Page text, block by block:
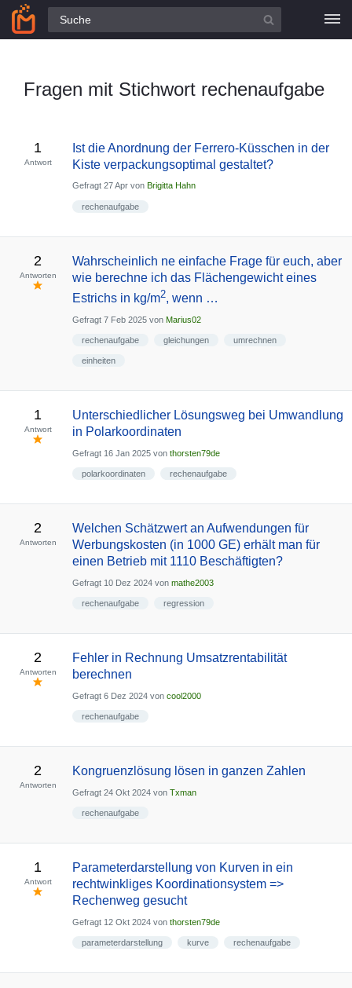
Alle Fragen
Fragen mit Stichwort rechenaufgabe
1
Antwort
Ist die Anordnung der Ferrero-Küsschen in der
Kiste verpackungsoptimal gestaltet?
Gefragt 27 Apr von Brigitta Hahn
rechenaufgabe
2
Antworten
Wahrscheinlich ne einfache Frage für euch, aber
wie berechne ich das Flächengewicht eines
Estrichs in kg/m2, wenn …
Gefragt 7 Feb 2025 von Marius02
rechenaufgabe gleichungen umrechnen
einheiten
1
Antwort
Unterschiedlicher Lösungsweg bei Umwandlung
in Polarkoordinaten
Gefragt 16 Jan 2025 von thorsten79de
polarkoordinaten rechenaufgabe
2
Antworten
Welchen Schätzwert an Aufwendungen für
Werbungskosten (in 1000 GE) erhält man für
einen Betrieb mit 1110 Beschäftigten?
Gefragt 10 Dez 2024 von mathe2003
rechenaufgabe regression
2
Antworten
Fehler in Rechnung Umsatzrentabilität
berechnen
Gefragt 6 Dez 2024 von cool2000
rechenaufgabe
2
Antworten
Kongruenzlösung lösen in ganzen Zahlen
Gefragt 24 Okt 2024 von Txman
rechenaufgabe
1
Antwort
Parameterdarstellung von Kurven in ein
rechtwinkliges Koordinationsystem =>
Rechenweg gesucht
Gefragt 12 Okt 2024 von thorsten79de
parameterdarstellung kurve rechenaufgabe